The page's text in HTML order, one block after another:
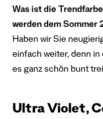
Was ist die
werden dem Sommer
Haben wir Sie
einfach weiter, denn
es ganz schön bunt
Ultra Violet,